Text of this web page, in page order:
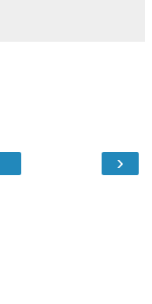
›